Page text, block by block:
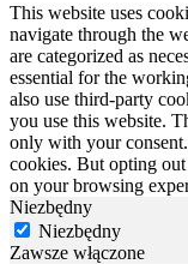
This website uses
navigate through the
are categorized as
essential for the
also use third-party
you use this website.
only with your
cookies. But opting
on your browsing
Niezbędny
Niezbędny
Zawsze włączone